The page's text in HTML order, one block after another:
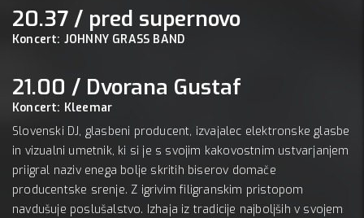
20.37 / pred supernovo
Koncert: JOHNNY GRASS BAND
21.00 / Dvorana Gustaf
Koncert: Kleemar
Slovenski DJ, glasbeni producent, izvajalec elektronske glasbe
in vizualni umetnik, ki si je s svojim kakovostnim ustvarjanjem
priigral naziv enega bolje skritih biserov domače
producentske srenje. Z igrivim filigranskim pristopom
navdušuje poslušalstvo. Izhaja iz tradicije najboljših v svojem